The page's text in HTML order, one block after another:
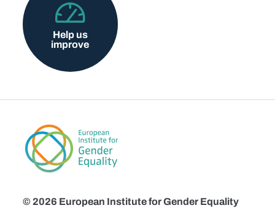
Help us
improve
© 2026 European Institute for Gender Equality